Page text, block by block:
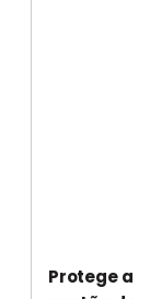
Protege a